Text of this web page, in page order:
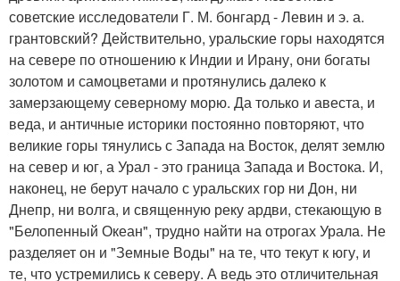
советские исследователи Г. М. бонгард - Левин и э. а.
грантовский? Действительно, уральские горы находятся
на севере по отношению к Индии и Ирану, они богаты
золотом и самоцветами и протянулись далеко к
замерзающему северному морю. Да только и авеста, и
веда, и античные историки постоянно повторяют, что
великие горы тянулись с Запада на Восток, делят землю
на север и юг, а Урал - это граница Запада и Востока. И,
наконец, не берут начало с уральских гор ни Дон, ни
Днепр, ни волга, и священную реку ардви, стекающую в
"Белопенный Океан", трудно найти на отрогах Урала. Не
разделяет он и "Земные Воды" на те, что текут к югу, и
те, что устремились к северу. А ведь это отличительная